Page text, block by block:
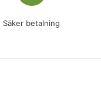
Säker betalning